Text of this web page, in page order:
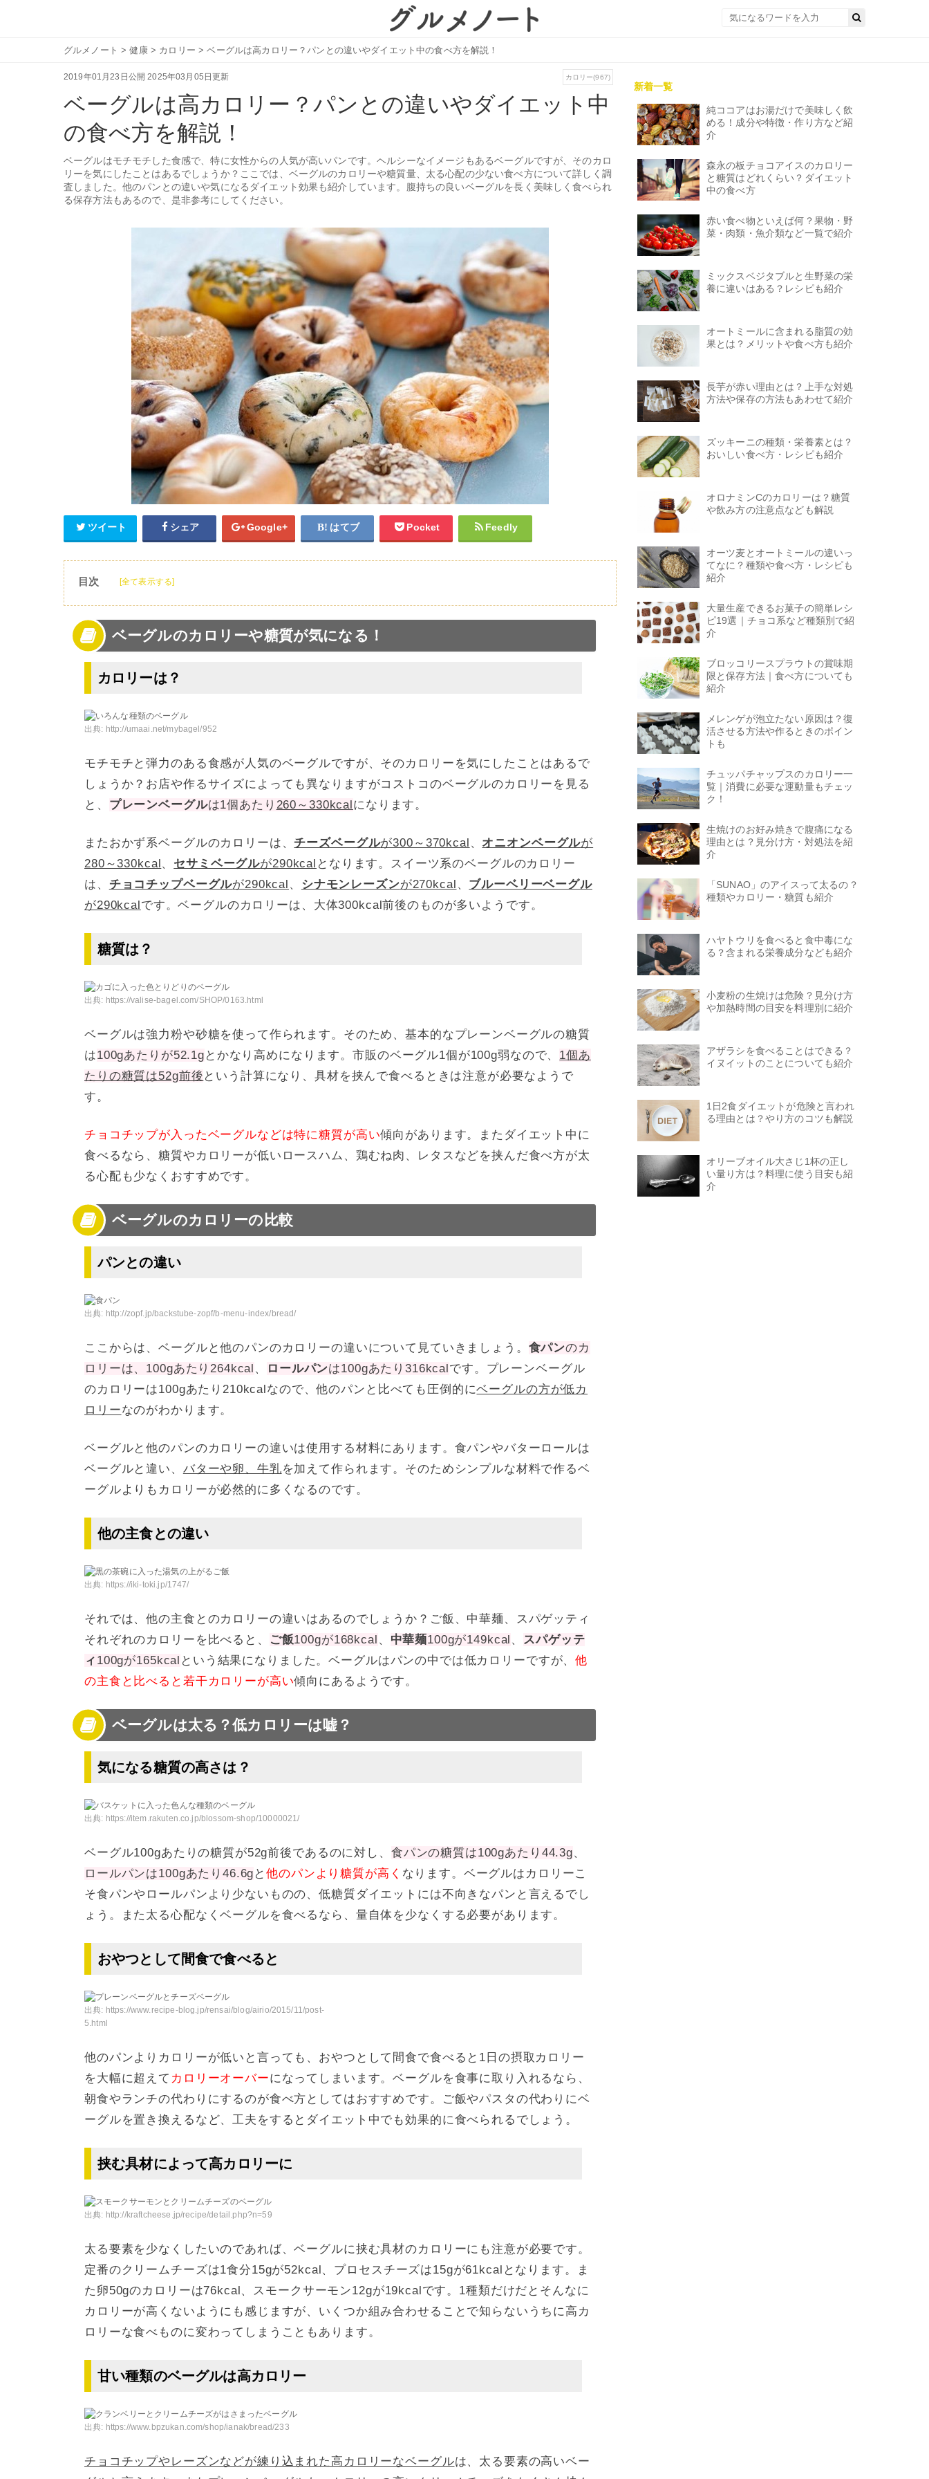
グルメノート >健康 > カロリー >ベーグルは高カロリー？パンとの違いやダイエット中の食べ方を解説！
2019年01月23日公開 2025年03月05日更新 カロリー(967)
ベーグルは高カロリー？パンとの違いやダイエット中
の食べ方を解説！
ベーグルはモチモチした食感で、特に女性からの人気が高いパンです。ヘルシーなイメージもあるベーグルですが、そのカロ
リーを気にしたことはあるでしょうか？ここでは、ベーグルのカロリーや糖質量、太る心配の少ない食べ方について詳しく調
査しました。他のパンとの違いや気になるダイエット効果も紹介しています。腹持ちの良いベーグルを長く美味しく食べられ
る保存方法もあるので、是非参考にしてください。
ツイート シェア Google+ はてブ Pocket Feedly
目次 [全て表示する]
3 ベーグルは太る？低カロリーは嘘？
4 ベーグルはダイエットに向いている？
ベーグルのダイエット中の効果的な食べ方
ベーグルの保存方法
ベーグルのカロリーや糖質が気になる！
カロリーは？
出典: http://umaai.net/mybagel/952
モチモチと弾力のある食感が人気のベーグルですが、そのカロリーを気にしたことはあるで
しょうか？お店や作るサイズによっても異なりますがコストコのベーグルのカロリーを見る
と、 プレーンベーグルは1個あたり 260～330kcalになります。
またおかず系ベーグルのカロリーは、チーズベーグルが300～370kcal 、 オニオンベーグルが
280～330kcal、 セサミベーグルが290kcal となります。スイーツ系のベーグルのカロリー
は、 チョコチップベーグルが290kcal 、 シナモンレーズンが270kcal 、 ブルーベリーベーグル
が290kcalです。ベーグルのカロリーは、大体300kcal前後のものが多いようです。
糖質は？
出典: https://valise-bagel.com/SHOP/0163.html
ベーグルは強力粉や砂糖を使って作られます。そのため、基本的なプレーンベーグルの糖質
は100gあたりが52.1g とかなり高めになります。市販のベーグル1個が100g弱なので、 1個あ
たりの糖質は52g前後 という計算になり、具材を挟んで食べるときは注意が必要なようで
す。
チョコチップが入ったベーグルなどは特に糖質が高い傾向があります。またダイエット中に
食べるなら、糖質やカロリーが低いロースハム、鶏むね肉、レタスなどを挟んだ食べ方が太
る心配も少なくおすすめです。
ベーグルのカロリーの比較
パンとの違い
出典: http://zopf.jp/backstube-zopf/b-menu-index/bread/
ここからは、ベーグルと他のパンのカロリーの違いについて見ていきましょう。 食パンのカ
ロリーは、100gあたり264kcal 、 ロールパンは100gあたり316kcalです。プレーンベーグル
のカロリーは100gあたり210kcalなので、他のパンと比べても圧倒的にベーグルの方が低カ
ロリーなのがわかります。
ベーグルと他のパンのカロリーの違いは使用する材料にあります。食パンやバターロールは
ベーグルと違い、 バターや卵、牛乳を加えて作られます。そのためシンプルな材料で作るベ
ーグルよりもカロリーが必然的に多くなるのです。
他の主食との違い
出典: https://iki-toki.jp/1747/
それでは、他の主食とのカロリーの違いはあるのでしょうか？ご飯、中華麺、スパゲッティ
それぞれのカロリーを比べると、
ご飯100gが168kcal 、 中華麺100gが149kcal 、 スパゲッテ
ィ 100gが165kcal という結果になりました。ベーグルはパンの中では低カロリーですが、他
の主食と比べると若干カロリーが高い傾向にあるようです。
ベーグルは太る？低カロリーは嘘？
気になる糖質の高さは？
出典: https://item.rakuten.co.jp/blossom-shop/10000021/
ベーグル100gあたりの糖質が52g前後であるのに対し、 食パンの糖質は100gあたり44.3g、
ロールパンは100gあたり46.6g と他のパンより糖質が高く なります。ベーグルはカロリーこ
そ食パンやロールパンより少ないものの、低糖質ダイエットには不向きなパンと言えるでし
ょう。また太る心配なくベーグルを食べるなら、量自体を少なくする必要があります。
おやつとして間食で食べると
出典: https://www.recipe-blog.jp/rensai/blog/airio/2015/11/post-
5.html
他のパンよりカロリーが低いと言っても、おやつとして間食で食べると1日の摂取カロリー
を大幅に超えて カロリーオーバーになってしまいます。ベーグルを食事に取り入れるなら、
朝食やランチの代わりにするのが食べ方としてはおすすめです。ご飯やパスタの代わりにベ
ーグルを置き換えるなど、工夫をするとダイエット中でも効果的に食べられるでしょう。
挟む具材によって高カロリーに
出典: http://kraftcheese.jp/recipe/detail.php?n=59
太る要素を少なくしたいのであれば、ベーグルに挟む具材のカロリーにも注意が必要です。
定番のクリームチーズは1食分15gが52kcal、プロセスチーズは15gが61kcalとなります。ま
た卵50gのカロリーは76kcal、スモークサーモン12gが19kcalです。1種類だけだとそんなに
カロリーが高くないようにも感じますが、いくつか組み合わせることで知らないうちに高カ
ロリーな食べものに変わってしまうこともあります。
甘い種類のベーグルは高カロリー
出典: https://www.bpzukan.com/shop/ianak/bread/233
チョコチップやレーズンなどが練り込まれた高カロリーなベーグルは、太る要素の高いベー
新着一覧
純ココアはお湯だけで美味しく飲
める！成分や特徴・作り方など紹
介
森永の板チョコアイスのカロリー
と糖質はどれくらい？ダイエット
中の食べ方
赤い食べ物といえば何？果物・野
菜・肉類・魚介類など一覧で紹介
ミックスベジタブルと生野菜の栄
養に違いはある？レシピも紹介
オートミールに含まれる脂質の効
果とは？メリットや食べ方も紹介
長芋が赤い理由とは？上手な対処
方法や保存の方法もあわせて紹介
ズッキーニの種類・栄養素とは？
おいしい食べ方・レシピも紹介
オロナミンCのカロリーは？糖質
や飲み方の注意点なども解説
オーツ麦とオートミールの違いっ
てなに？種類や食べ方・レシピも
紹介
大量生産できるお菓子の簡単レシ
ピ19選｜チョコ系など種類別で紹
介
ブロッコリースプラウトの賞味期
限と保存方法｜食べ方についても
紹介
メレンゲが泡立たない原因は？復
活させる方法や作るときのポイン
トも
チュッパチャップスのカロリー一
覧｜消費に必要な運動量もチェッ
ク！
生焼けのお好み焼きで腹痛になる
理由とは？見分け方・対処法を紹
介
「SUNAO」のアイスって太るの？
種類やカロリー・糖質も紹介
ハヤトウリを食べると食中毒にな
る？含まれる栄養成分なども紹介
小麦粉の生焼けは危険？見分け方
や加熱時間の目安を料理別に紹介
アザラシを食べることはできる？
イヌイットのことについても紹介
1日2食ダイエットが危険と言われ
る理由とは？やり方のコツも解説
オリーブオイル大さじ1杯の正し
い量り方は？料理に使う目安も紹
介